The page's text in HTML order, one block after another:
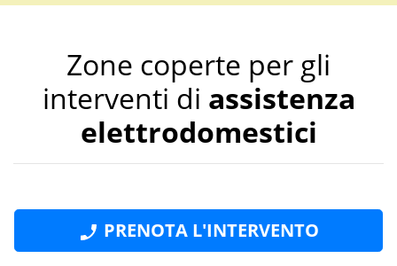
PRENOTA L'INTERVENTO
Zone coperte per gli
interventi di assistenza
elettrodomestici
Messina
Barcellona Pozzo di
Gotto